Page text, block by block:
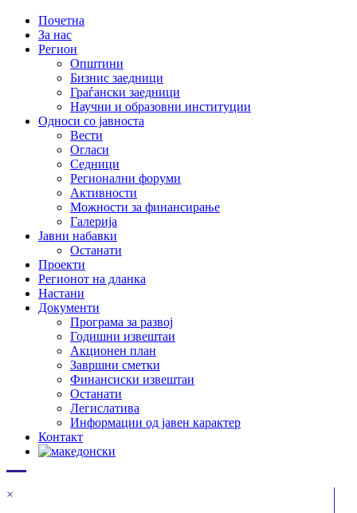
Почетна
За нас
Регион
Општини
Бизнис заедници
Граѓански заедници
Научни и образовни институции
Односи со јавноста
Вести
Огласи
Седници
Регионални форуми
Активности
Можности за финансирање
Галерија
Јавни набавки
Останати
Проекти
Регионот на дланка
Настани
Документи
Програма за развој
Годишни извештаи
Акционен план
Завршни сметки
Финансиски извештаи
Останати
Легислатива
Информации од јавен карактер
Контакт
×